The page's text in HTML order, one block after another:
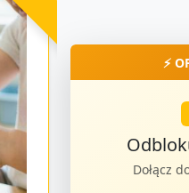
⚡
Dołącz